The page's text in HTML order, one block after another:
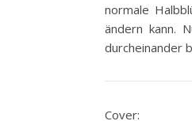
normale
ändern kann.
durcheinander
Cover: